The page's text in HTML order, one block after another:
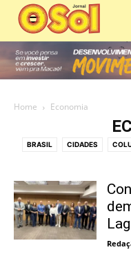
Home Economia
BRASIL CIDADES
EDUCAÇÃO EMPREGO
MEIO AMBIENTE
PATROCINADO
SERVIÇOS PÚBLICOS